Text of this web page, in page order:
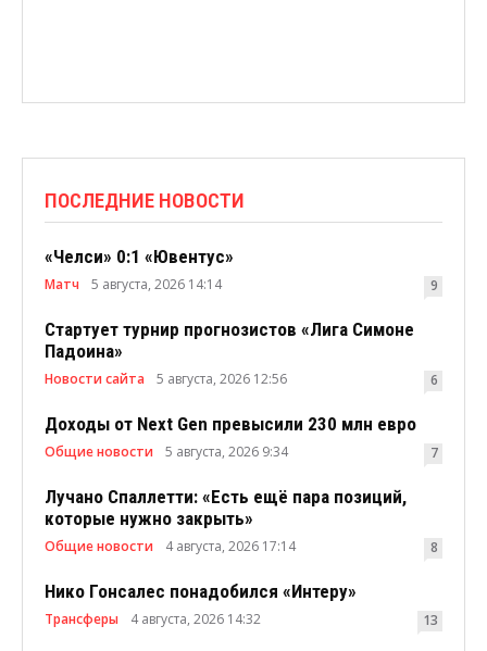
ПОСЛЕДНИЕ НОВОСТИ
«Челси» 0:1 «Ювентус»
Матч 5 августа, 2026 14:14 9
Стартует турнир прогнозистов «Лига Симоне
Падоина»
Новости сайта 5 августа, 2026 12:56 6
Доходы от Next Gen превысили 230 млн евро
Общие новости 5 августа, 2026 9:34 7
Лучано Спаллетти: «Есть ещё пара позиций,
которые нужно закрыть»
Общие новости 4 августа, 2026 17:14 8
Нико Гонсалес понадобился «Интеру»
Трансферы 4 августа, 2026 14:32 13